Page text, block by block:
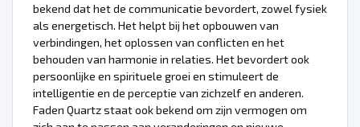
bekend dat het de communicatie bevordert, zowel fysiek
als energetisch. Het helpt bij het opbouwen van
verbindingen, het oplossen van conflicten en het
behouden van harmonie in relaties. Het bevordert ook
persoonlijke en spirituele groei en stimuleert de
intelligentie en de perceptie van zichzelf en anderen.
Faden Quartz staat ook bekend om zijn vermogen om